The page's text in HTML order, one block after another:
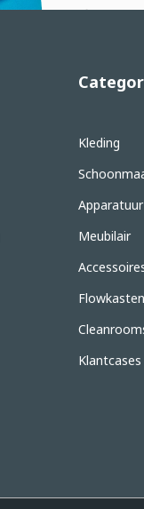
Kleding
Apparatuur
Meubilair
Flowkasten
Klantcases